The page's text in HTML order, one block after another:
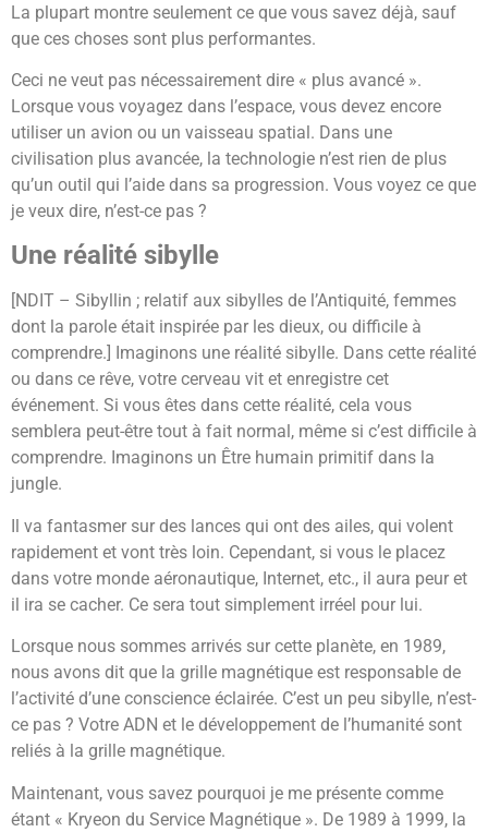
La plupart montre seulement ce que vous savez déjà, sauf
que ces choses sont plus performantes.
Ceci ne veut pas nécessairement dire « plus avancé ».
Lorsque vous voyagez dans l’espace, vous devez encore
utiliser un avion ou un vaisseau spatial. Dans une
civilisation plus avancée, la technologie n’est rien de plus
qu’un outil qui l’aide dans sa progression. Vous voyez ce que
je veux dire, n’est-ce pas ?
Une réalité sibylle
[NDIT – Sibyllin ; relatif aux sibylles de l’Antiquité, femmes
dont la parole était inspirée par les dieux, ou difficile à
comprendre.] Imaginons une réalité sibylle. Dans cette réalité
ou dans ce rêve, votre cerveau vit et enregistre cet
événement. Si vous êtes dans cette réalité, cela vous
semblera peut-être tout à fait normal, même si c’est difficile à
comprendre. Imaginons un Être humain primitif dans la
jungle.
Il va fantasmer sur des lances qui ont des ailes, qui volent
rapidement et vont très loin. Cependant, si vous le placez
dans votre monde aéronautique, Internet, etc., il aura peur et
il ira se cacher. Ce sera tout simplement irréel pour lui.
Lorsque nous sommes arrivés sur cette planète, en 1989,
nous avons dit que la grille magnétique est responsable de
l’activité d’une conscience éclairée. C’est un peu sibylle, n’est-
ce pas ? Votre ADN et le développement de l’humanité sont
reliés à la grille magnétique.
Maintenant, vous savez pourquoi je me présente comme
étant « Kryeon du Service Magnétique ». De 1989 à 1999, la